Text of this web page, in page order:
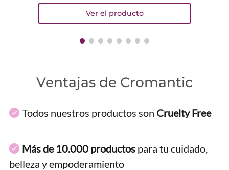
Ventajas de Cromantic
Todos nuestros productos son Cruelty Free
Más de 10.000 productos para tu cuidado,
belleza y empoderamiento